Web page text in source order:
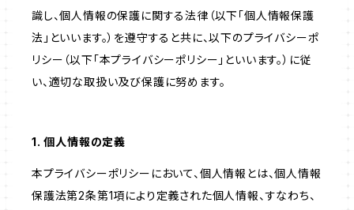
識し、個人情報の保護に関する法律（以下「個人情報保護
法」といいます。）を遵守すると共に、以下のプライバシーポ
リシー（以下「本プライバシーポリシー」といいます。）に従
い、適切な取扱い及び保護に努めます。
1. 個人情報の定義
本プライバシーポリシーにおいて、個人情報とは、個人情報
保護法第2条第1項により定義された個人情報、すなわち、